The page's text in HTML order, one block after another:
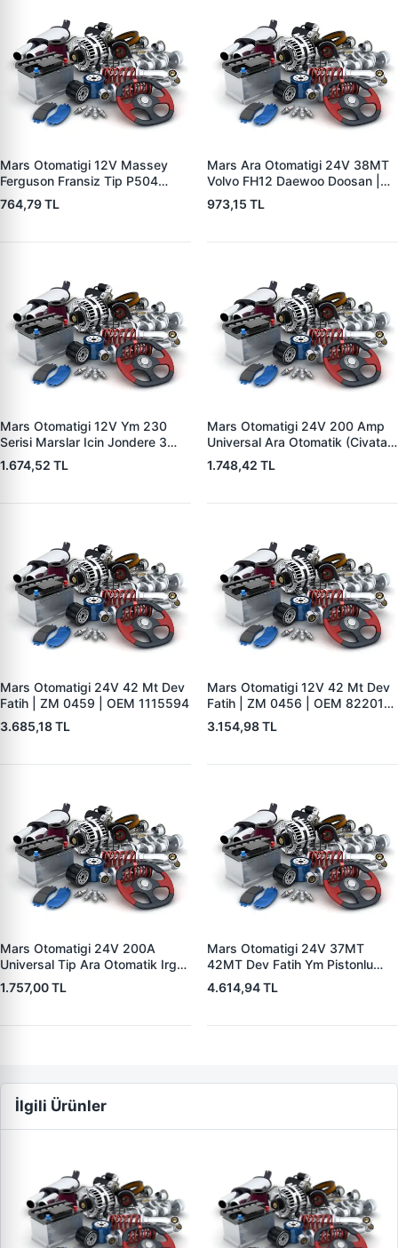
Mars Otomatigi 12V Massey
Ferguson Fransiz Tip P504
P505 Xxx | ZM 0560
764,79 TL
Mars Ara Otomatigi 24V 38MT
Volvo FH12 Daewoo Doosan |
ZM 4409 | OEM 10512097
973,15 TL
Mars Otomatigi 12V Ym 230
Serisi Marslar Icin Jondere 3
Delik | ZM 1653 | OEM
RE503357
1.674,52 TL
Mars Otomatigi 24V 200 Amp
Universal Ara Otomatik (Civatali)
| ZM 1404
1.748,42 TL
Mars Otomatigi 24V 42 Mt Dev
Fatih | ZM 0459 | OEM 1115594
3.685,18 TL
Mars Otomatigi 12V 42 Mt Dev
Fatih | ZM 0456 | OEM 82201-
5004 V1117553
2132X10456393
3.154,98 TL
Mars Otomatigi 24V 200A
Universal Tip Ara Otomatik Irgat
| ZM 0404
1.757,00 TL
Mars Otomatigi 24V 37MT
42MT Dev Fatih Ym Pistonlu
Bmc Profesyonel Catterpiller Is
Makinasi | ZM 0361 | OEM
4.614,94 TL
İlgili Ürünler